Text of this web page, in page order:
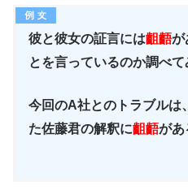
彼と彼女の証言には齟齬が
とを言っているのか調べ
今回のA社とのトラブルは
た佐藤君の解釈に齟齬があ